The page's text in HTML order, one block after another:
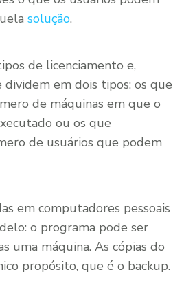
solução.
de licenciamento e,
dividem em dois tipos: os que
de máquinas em que o
ou os que
de usuários que podem
em computadores pessoais
o programa pode ser
uma máquina. As cópias do
propósito, que é o backup.